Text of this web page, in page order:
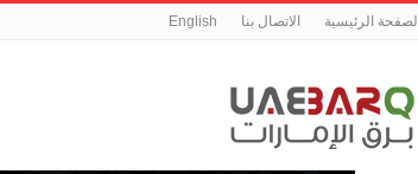
الصفحة الرئيسية الاتصال بنا English